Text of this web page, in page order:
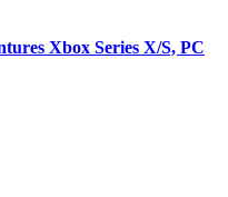
Xbox Series X/S, PC